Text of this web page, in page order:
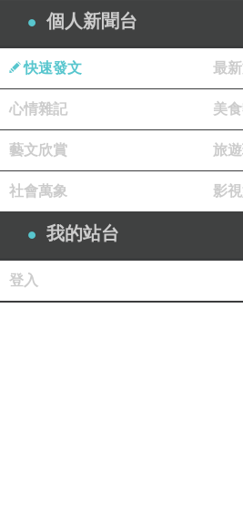
個人新聞台
快速發文 最
心情雜記 美
藝文欣賞 旅
社會萬象 影
我的站台
登入